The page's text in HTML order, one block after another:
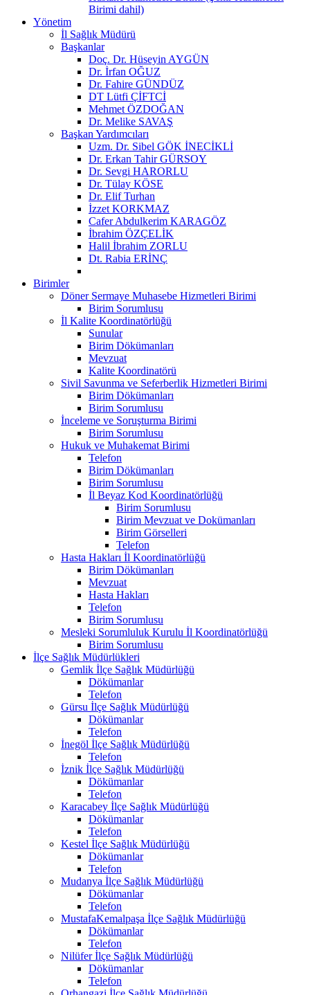
Birimi dahil)
Yönetim
İl Sağlık Müdürü
Başkanlar
Doç. Dr. Hüseyin AYGÜN
Dr. İrfan OĞUZ
Dr. Fahire GÜNDÜZ
DT Lütfi ÇİFTCİ
Mehmet ÖZDOĞAN
Dr. Melike SAVAŞ
Başkan Yardımcıları
Uzm. Dr. Sibel GÖK İNECİKLİ
Dr. Erkan Tahir GÜRSOY
Dr. Sevgi HARORLU
Dr. Tülay KÖSE
Dr. Elif Turhan
İzzet KORKMAZ
Cafer Abdulkerim KARAGÖZ
İbrahim ÖZÇELİK
Halil İbrahim ZORLU
Dt. Rabia ERİNÇ
Birimler
Döner Sermaye Muhasebe Hizmetleri Birimi
Birim Sorumlusu
İl Kalite Koordinatörlüğü
Sunular
Birim Dökümanları
Mevzuat
Kalite Koordinatörü
Sivil Savunma ve Seferberlik Hizmetleri Birimi
Birim Dökümanları
Birim Sorumlusu
İnceleme ve Soruşturma Birimi
Birim Sorumlusu
Hukuk ve Muhakemat Birimi
Telefon
Birim Dökümanları
Birim Sorumlusu
İl Beyaz Kod Koordinatörlüğü
Birim Sorumlusu
Birim Mevzuat ve Dokümanları
Birim Görselleri
Telefon
Hasta Hakları İl Koordinatörlüğü
Birim Dökümanları
Mevzuat
Hasta Hakları
Telefon
Birim Sorumlusu
Mesleki Sorumluluk Kurulu İl Koordinatörlüğü
Birim Sorumlusu
İlçe Sağlık Müdürlükleri
Gemlik İlçe Sağlık Müdürlüğü
Dökümanlar
Telefon
Gürsu İlçe Sağlık Müdürlüğü
Dökümanlar
Telefon
İnegöl İlçe Sağlık Müdürlüğü
Telefon
İznik İlçe Sağlık Müdürlüğü
Dökümanlar
Telefon
Karacabey İlçe Sağlık Müdürlüğü
Dökümanlar
Telefon
Kestel İlçe Sağlık Müdürlüğü
Dökümanlar
Telefon
Mudanya İlçe Sağlık Müdürlüğü
Dökümanlar
Telefon
MustafaKemalpaşa İlçe Sağlık Müdürlüğü
Dökümanlar
Telefon
Nilüfer İlçe Sağlık Müdürlüğü
Dökümanlar
Telefon